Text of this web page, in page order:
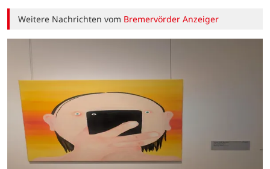
Weitere Nachrichten vom Bremervörder Anzeiger